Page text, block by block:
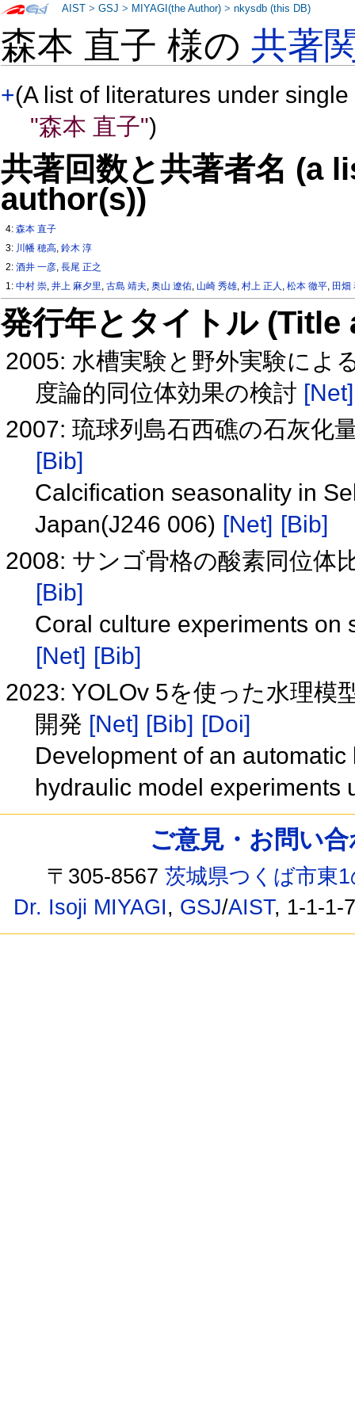
森本 直子 様の共著
+(A list of literatures under
"森本 直子")
共著回数と共著者名 (a
author(s))
4:森本 直子
3: 川幡 穂高,鈴木 淳
2:酒井 一彦,長尾 正之
1:中村 崇,井上 麻夕里,古島 靖夫,奥山 遼佑, 山崎 秀雄,村上 正人 ,松本 徹平, 田畑
発行年とタイトル
2005: 水槽実験と野外実験によ
度論的同位体効果の検討 [Net]
2007: 琉球列島石西礁の石灰化
[Bib]
Calcification seasonality in
Japan(J246 006) [Net] [Bib]
2008: サンゴ骨格の酸素同位体
[Bib]
Coral culture experiments on
[Net] [Bib]
2023: YOLOv 5を使った水理模
開発 [Net] [Bib] [Doi]
Development of an
hydraulic model experiments
AIST >GSJ > MIYAGI(the Author) >nkysdb (this DB)
ご意見・お問い
〒305-8567茨城県つくば市東
Dr. Isoji MIYAGI, GSJ/AIST, 1-1-1-